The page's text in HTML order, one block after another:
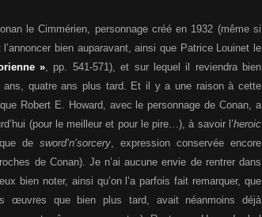
le Cimmérien, personnage créé en 1932 (même si
bien auparavant, ainsi que Patrice Louinet le
», pp. 541-571), et sur lequel il reviendra bien
ans, quatre ans plus tard. Et il y a une raison à cette
Robert E. Howard, avec le personnage de Conan, a
(pour le meilleur et pour le pire…), à savoir l’heroic
desword’n’sorcery, expression conservée encore
de Conan). Je n’ai aucune envie de rentrer dans
bien noter, ainsi qu’on l’a parfois fait remarquer, que
œuvres que bien plus tard, avait néanmoins déjà